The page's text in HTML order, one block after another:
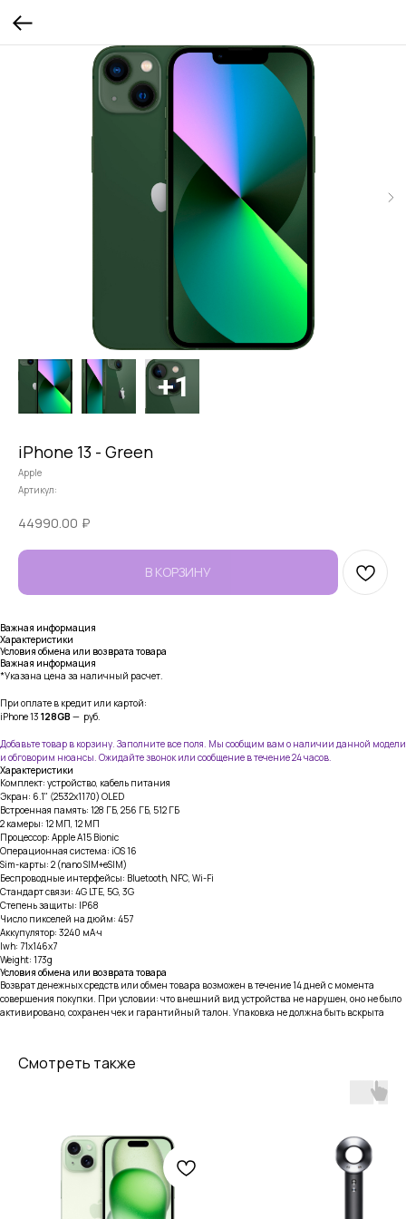
iPhone 13 - Green
Apple
Артикул:
44990.00 ₽
В КОРЗИНУ
Важная информация
Характеристики
Условия обмена или возврата товара
Важная информация
*Указана цена за наличный расчет.
При оплате в кредит или картой:
iPhone 13 128GB — руб.
Добавьте товар в корзину. Заполните все поля. Мы сообщим вам о наличии данной модели
и обговорим нюансы. Ожидайте звонок или сообщение в течение 24 часов.
Характеристики
Комплект: устройство, кабель питания
Экран: 6.1" (2532x1170) OLED
Встроенная память: 128 ГБ, 256 ГБ, 512 ГБ
2 камеры: 12 МП, 12 МП
Процессор: Apple A15 Bionic
Операционная система: iOS 16
Sim-карты: 2 (nano SIM+eSIM)
Беспроводные интерфейсы: Bluetooth, NFC, Wi-Fi
Стандарт связи: 4G LTE, 5G, 3G
Степень защиты: IP68
Число пикселей на дюйм: 457
Аккупулятор: 3240 мА·ч
lwh: 71x146x7
Weight: 173g
Условия обмена или возврата товара
Возврат денежных средств или обмен товара возможен в течение 14 дней с момента
совершения покупки. При условии: что внешний вид устройства не нарушен, оно не было
активировано, сохранен чек и гарантийный талон. Упаковка не должна быть вскрыта
Смотреть также
Услуги
Trade-in
тел: 8-914-926-96-10